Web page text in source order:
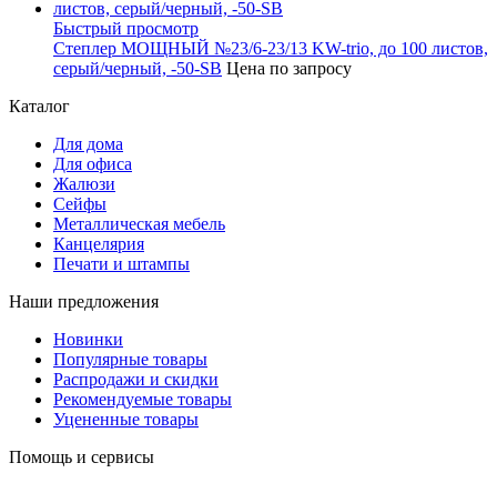
Быстрый просмотр
Степлер МОЩНЫЙ №23/6-23/13 KW-trio, до 100 листов,
серый/черный, -50-SB Цена по запросу
Каталог
Для дома
Для офиса
Жалюзи
Сейфы
Металлическая мебель
Канцелярия
Печати и штампы
Наши предложения
Новинки
Популярные товары
Распродажи и скидки
Рекомендуемые товары
Уцененные товары
Помощь и сервисы